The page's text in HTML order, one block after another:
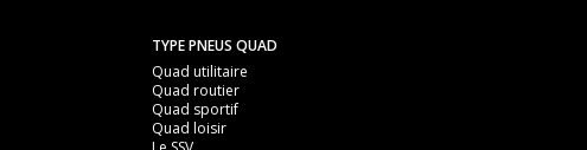
TYPE PNEUS QUAD
Quad utilitaire
Quad routier
Quad sportif
Quad loisir